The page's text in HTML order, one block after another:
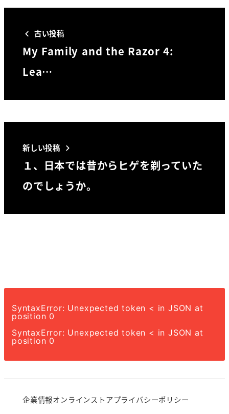
古い投稿
My Family and the Razor 4:
Lea…
新しい投稿
１、日本では昔からヒゲを剃っていた
のでしょうか。
SyntaxError: Unexpected token < in JSON at
position 0
SyntaxError: Unexpected token < in JSON at
position 0
企業情報オンラインストアプライバシーポリシー